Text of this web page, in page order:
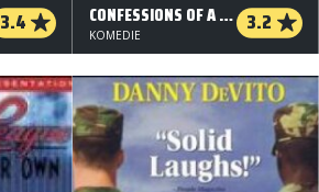
3.4 CONFESSIONS OF A DANGEROUS MIND 3.2
KOMEDIE